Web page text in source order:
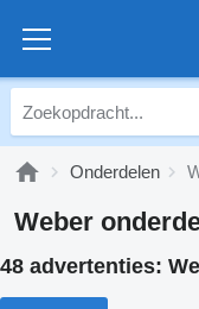
Onderdelen
Weber
48 advertenties: